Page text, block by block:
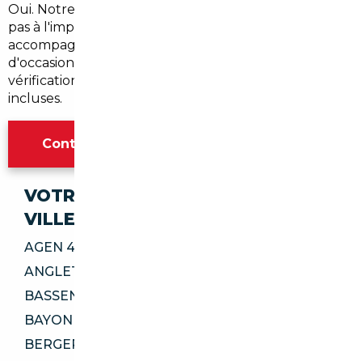
Oui. Notre rôle de
pas à l'import. Nous pouvons aussi vous
accompagner dans la recherche d'un véhicule
d'occasion sur le marché français, avec négociation,
vérification technique et gestion administrative
incluses.
Contacter l'agence Bordeaux
VOTRE IMPORT SÉCURISÉ DANS CES
VILLES
AGEN 47000
ANGLET 64600
BASSENS 33530
BAYONNE 64100
BERGERAC 24100